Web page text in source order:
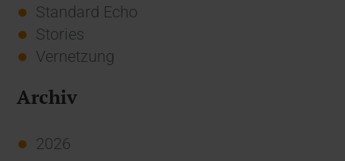
Standard Echo
Stories
Vernetzung
Archiv
2026